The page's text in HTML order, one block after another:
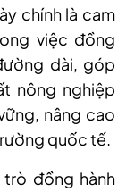
chính là cam
việc đồng
dài, góp
nông nghiệp
nâng cao
quốc tế.
trò đồng hành